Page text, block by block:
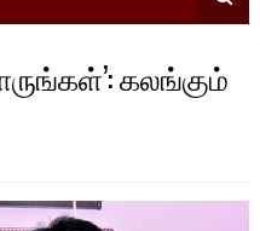
கலங்கும்